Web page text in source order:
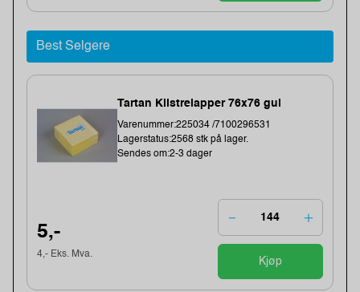
Best Selgere
Tartan Klistrelapper 76x76 gul
Varenummer:225034 /7100296531
Lagerstatus:2568 stk på lager.
Sendes om:2-3 dager
5,-
4,- Eks. Mva.
Kjøp